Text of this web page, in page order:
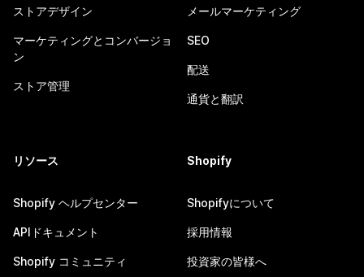
ストアデザイン
マーケティングとコンバージョ
ン
ストア管理
メールマーケティング
SEO
配送
通貨と翻訳
リソース
Shopify ヘルプセンター
APIドキュメント
Shopify コミュニティ
Shopify
Shopifyについて
採用情報
投資家の皆様へ